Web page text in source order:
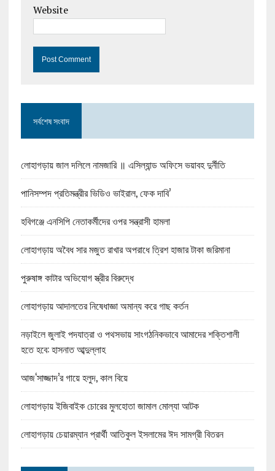
Website
সর্বশেষ সংবাদ
লোহাগড়ায় জাল দলিলে নামজারি ॥ এসিল্যান্ড অফিসে ভয়াবহ দুর্নীতি
পানিসম্পদ প্রতিমন্ত্রীর ভিডিও ভাইরাল, ফেক দাবি’
হবিগঞ্জে এনসিপি নেতাকর্মীদের ওপর সন্ত্রাসী হামলা
লোহাগড়ায় অবৈধ সার মজুত রাখার অপরাধে ত্রিশ হাজার টাকা জরিমানা
পুরুষাঙ্গ কাটার অভিযোগ স্ত্রীর বিরুদ্ধে
লোহাগড়ায় আদালতের নিষেধাজ্ঞা অমান্য করে গাছ কর্তন
নড়াইলে জুলাই পদযাত্রা ও পথসভায় সাংগঠনিকভাবে আমাদের শক্তিশালী
হতে হবে: হাসনাত আব্দুল্লাহ
আজ‘সাজ্জাদ’র গায়ে হলুদ, কাল বিয়ে
লোহাগড়ায় ইজিবাইক চোরের মুলহোতা জামাল মোল্যা আটক
লোহাগড়ায় চেয়ারম্যান প্রার্থী আতিকুল ইসলামের ঈদ সামগ্রী বিতরন